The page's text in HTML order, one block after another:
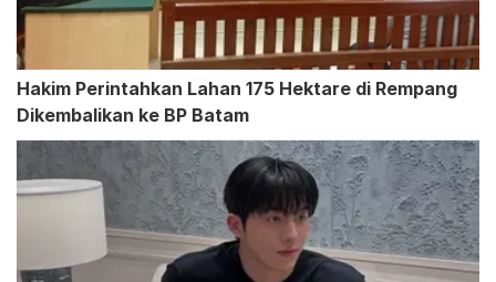
Hakim Perintahkan Lahan 175 Hektare di Rempang
Dikembalikan ke BP Batam